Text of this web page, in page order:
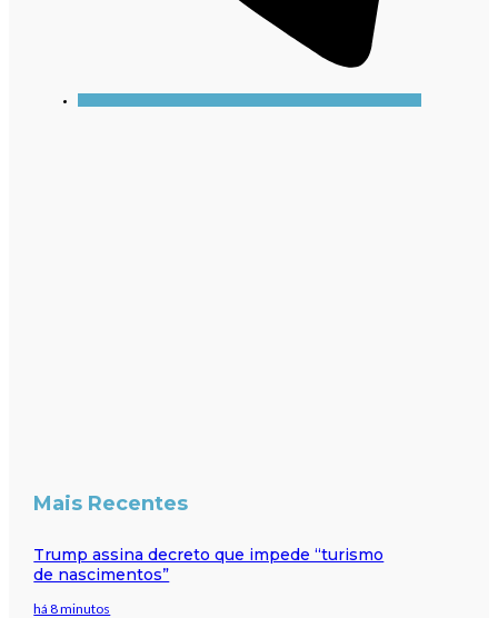
Mais Recentes
Trump assina decreto que impede “turismo
de nascimentos”
há 8 minutos